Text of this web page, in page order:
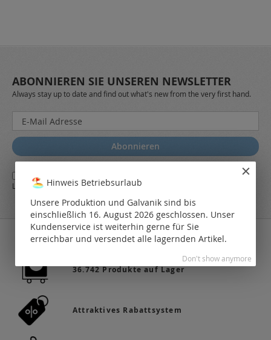
ABONNIEREN SIE UNSEREN NEWSLETTER
Always stay up to date and find out what's new from the very first hand.
Melden
Sie
sich
für
unseren
Newsletter
a:
Abonnieren
Ja,ich stimme den
des
LEO Online-Shop zu.
36.742 Produkte auf Lager
Attraktives Rabattsystem
Hinweis Betriebsurlaub
Unsere Produktion und Galvanik sind bis
einschließlich 16. August 2026 geschlossen. Unser
Kundenservice ist weiterhin gerne für Sie
erreichbar und versendet alle lagernden Artikel.
Don't show anymore